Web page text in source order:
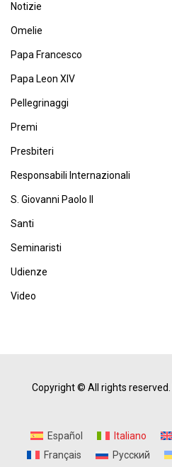
Notizie
Omelie
Papa Francesco
Papa Leon XIV
Pellegrinaggi
Premi
Presbiteri
Responsabili Internazionali
S. Giovanni Paolo II
Santi
Seminaristi
Udienze
Video
Copyright © All rights reserved.
Español Italiano
Français
Русский